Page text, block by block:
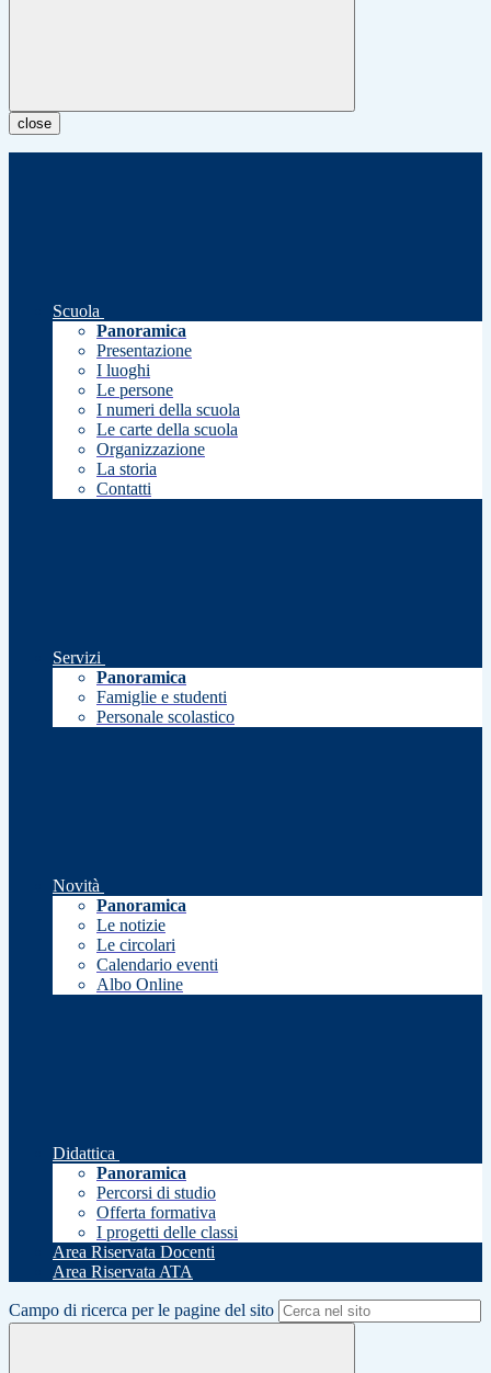
close
Scuola
Panoramica
Presentazione
I luoghi
Le persone
I numeri della scuola
Le carte della scuola
Organizzazione
La storia
Contatti
Servizi
Panoramica
Famiglie e studenti
Personale scolastico
Novità
Panoramica
Le notizie
Le circolari
Calendario eventi
Albo Online
Didattica
Panoramica
Percorsi di studio
Offerta formativa
I progetti delle classi
Area Riservata Docenti
Area Riservata ATA
Campo di ricerca per le pagine del sito